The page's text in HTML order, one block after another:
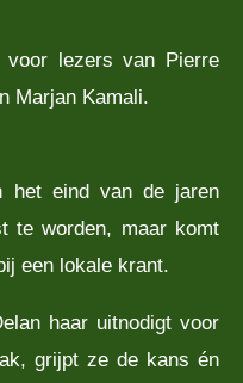
voor lezers van Pierre
Marjan Kamali.
het eind van de jaren
te worden, maar komt
een lokale krant.
haar uitnodigt voor
grijpt ze de kans én